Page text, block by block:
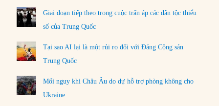
Giai đoạn tiếp theo trong cuộc trấn áp các dân tộc thiểu
số của Trung Quốc
Tại sao AI lại là một rủi ro đối với Đảng Cộng sản
Trung Quốc
Mối nguy khi Châu Âu do dự hỗ trợ phòng không cho
Ukraine